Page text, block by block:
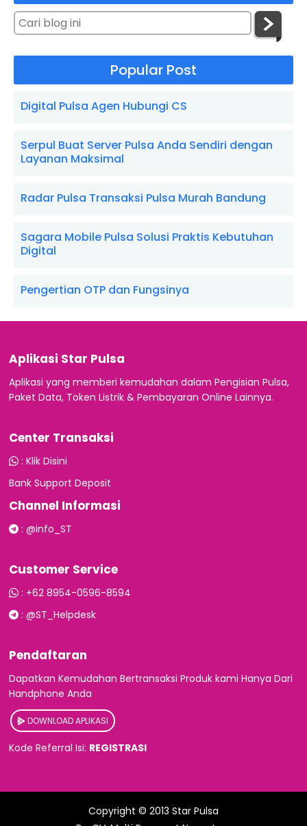
Popular Post
Digital Pulsa Agen Hubungi CS
Serpul Buat Server Pulsa Anda Sendiri dengan
Layanan Maksimal
Radar Pulsa Transaksi Pulsa Murah Bandung
Sagara Mobile Pulsa Solusi Praktis Kebutuhan
Digital
Pengertian OTP dan Fungsinya
Aplikasi Star Pulsa
Aplikasi yang memberi kemudahan dalam Pengisian Pulsa,
Paket Data, Token Listrik & Pembayaran Online Lainnya.
Center Transaksi
: Klik Disini
Bank Support Deposit
Channel Informasi
: @info_ST
Customer Service
: +62 8954-0596-8594
: @ST_Helpdesk
Pendaftaran
Dapatkan Kemudahan Bertransaksi Produk kami Hanya Dari
Handphone Anda
DOWNLOAD APLIKASI
Kode Referral Isi: REGISTRASI
Copyright © 2013 Star Pulsa